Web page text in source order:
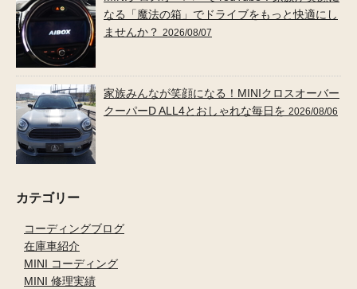
なる「魔法の箱」でドライブをもっと快適にし
ませんか？ 2026/08/07
家族みんなが笑顔になる！MINIクロスオーバー
クーパーD ALL4とおしゃれな毎日を 2026/08/06
カテゴリー
コーディングブログ
在庫車紹介
MINI コーディング
MINI 修理実績